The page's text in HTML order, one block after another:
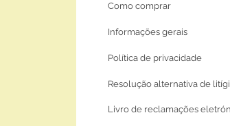
Como comprar
Informações gerais
Política de privacidade
Resolução alternativa de
Livro de reclamações